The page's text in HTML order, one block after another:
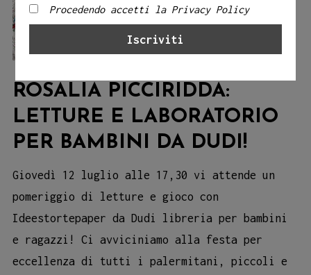
ROSALIA PICCIRIDDA:
LETTURE E LABORATORIO
PER BAMBINI DA DUDI!
Giovedì 12 luglio alle 17,30 vi attende un
pomeriggio di letture e gioco con
Ideestortepaper da Dudi libreria per bambini
e ragazzi! Ci avviciniamo alla festa per
eccellenza di tutti i palermitani, piccoli e
Procedendo accetti la Privacy Policy